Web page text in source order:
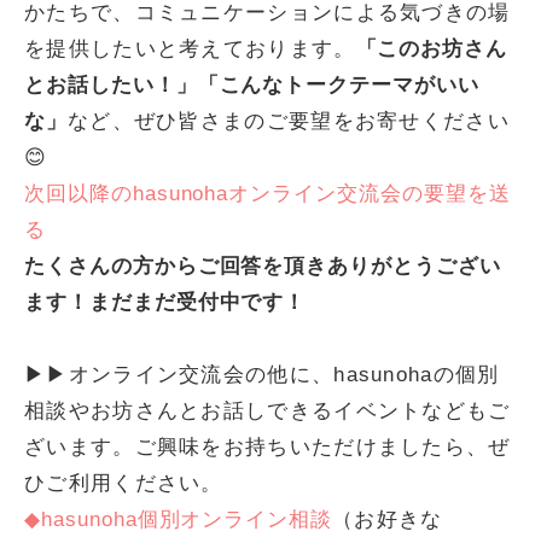
かたちで、コミュニケーションによる気づきの場
を提供したいと考えております。
「 このお坊さん
とお話したい！」「こんなトークテーマがいい
な」 など、ぜひ皆さまのご要望をお寄せください
😊
次回以降のhasunohaオンライン交流会の要望を送
る
たくさんの方からご回答を頂きありがとうござい
ます！まだまだ受付中です！
▶▶オンライン交流会の他に、hasunohaの個別
相談やお坊さんとお話しできるイベントなどもご
ざいます。ご興味をお持ちいただけましたら、ぜ
ひご利用ください。
◆hasunoha個別オンライン相談
（お好きな